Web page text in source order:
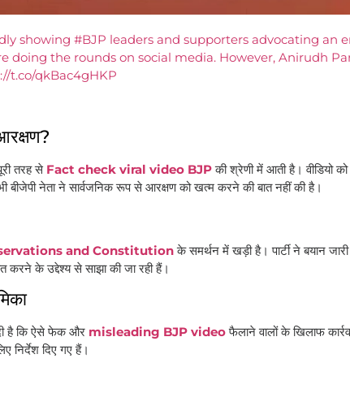
showing #BJP leaders and supporters advocating an
doing the rounds on social media. However, Anirudh
t.co/qkBac4gHKP
तरह से Fact check viral video BJPकी श्रेणी में आती है। वीडियो
नेता ने सार्वजनिक रूप से आरक्षण को खत्म करने की बात नहीं की है।
and Constitutionके समर्थन में खड़ी है। पार्टी ने बयान
करने के उद्देश्य से साझा की जा रही हैं।
है कि ऐसे फेक और misleading BJP videoफैलाने वालों के खिलाफ
निर्देश दिए गए हैं।